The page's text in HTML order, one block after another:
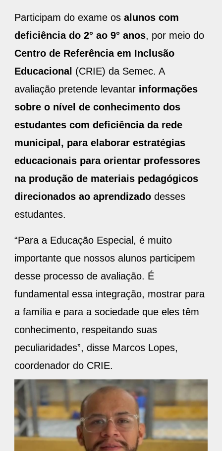
Participam do exame os alunos com
deficiência do 2° ao 9° anos, por meio do
Centro de Referência em Inclusão
Educacional (CRIE) da Semec. A
avaliação pretende levantar informações
sobre o nível de conhecimento dos
estudantes com deficiência da rede
municipal, para elaborar estratégias
educacionais para orientar professores
na produção de materiais pedagógicos
direcionados ao aprendizado desses
estudantes.
“Para a Educação Especial, é muito
importante que nossos alunos participem
desse processo de avaliação. É
fundamental essa integração, mostrar para
a família e para a sociedade que eles têm
conhecimento, respeitando suas
peculiaridades”, disse Marcos Lopes,
coordenador do CRIE.